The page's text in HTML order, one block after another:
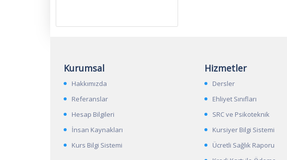
Kurumsal
Hakkımızda
Referanslar
Hesap Bilgileri
İnsan Kaynakları
Kurs Bilgi Sistemi
Hizmetler
Dersler
Ehliyet Sınıfları
SRC ve Psikoteknik
Kursiyer Bilgi Sistemi
Ücretli Sağlık Raporu